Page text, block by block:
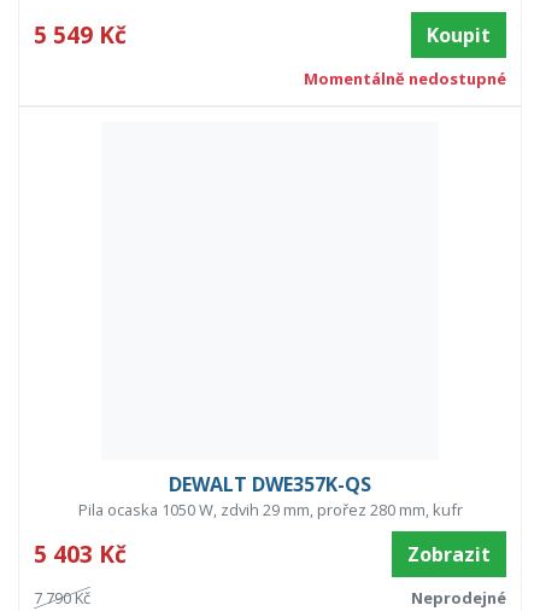
5 549 Kč Koupit
Momentálně nedostupné
DEWALT DWE357K-QS
Pila ocaska 1050 W, zdvih 29 mm, prořez 280 mm, kufr
5 403 Kč Zobrazit
7 790 Kč Neprodejné